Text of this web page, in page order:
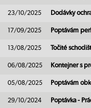
23/10/2025 Dodávky
17/09/2025 Poptávám
13/08/2025 Točité
06/08/2025 Kontejner s
05/08/2025 Poptávám
29/10/2024 Poptávka -